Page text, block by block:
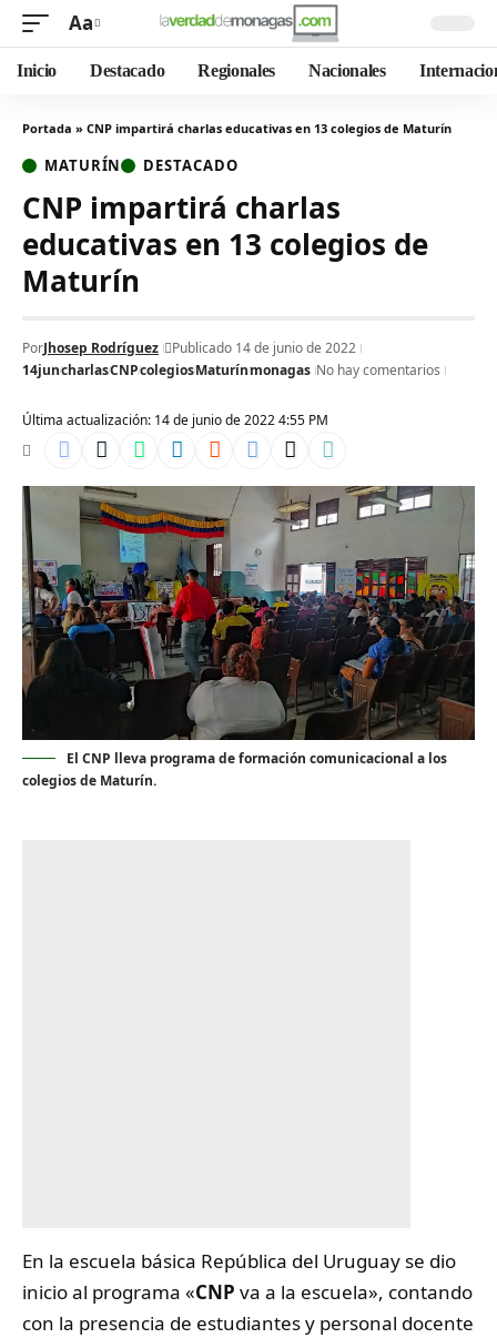
Aa
Inicio Destacado Regionales Nacionales
Portada » CNP impartirá charlas educativas en 13 colegios de Maturín
MATURÍN DESTACADO
CNP impartirá charlas
educativas en 13 colegios de
Maturín
Última actualización: 14 de junio de 2022 4:55 PM
PorJhosep Rodríguez
Publicado 14 de junio de 2022
14juncharlasCNPcolegiosMaturínmonagas No hay comentarios
El CNP lleva programa de formación comunicacional a los
colegios de Maturín.
En la escuela básica República del Uruguay se dio
inicio al programa «CNP va a la escuela», contando
con la presencia de estudiantes y personal docente